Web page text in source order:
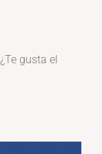
¿Te gusta el